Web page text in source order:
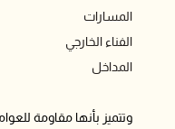
المسارات
الفناء الخارجي
المداخل
وتتميز بأنها مقاومة